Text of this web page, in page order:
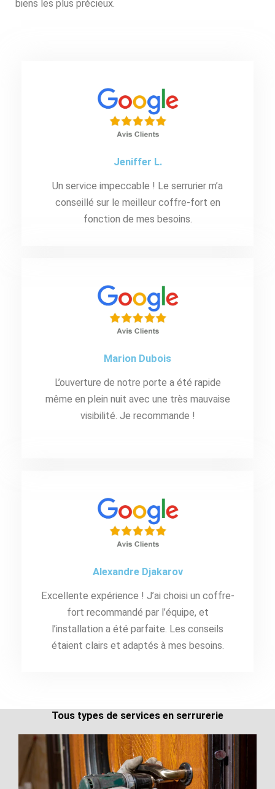
biens les plus précieux.
Jeniffer L.
Un service impeccable ! Le serrurier m’a
conseillé sur le meilleur coffre-fort en
fonction de mes besoins.
Marion Dubois
L’ouverture de notre porte a été rapide
même en plein nuit avec une très mauvaise
visibilité. Je recommande !
Alexandre Djakarov
Excellente expérience ! J’ai choisi un coffre-
fort recommandé par l’équipe, et
l’installation a été parfaite. Les conseils
étaient clairs et adaptés à mes besoins.
Tous types de services en serrurerie